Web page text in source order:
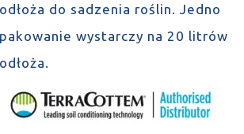
do sadzenia roślin. Jedno
wystarczy na 20 litrów